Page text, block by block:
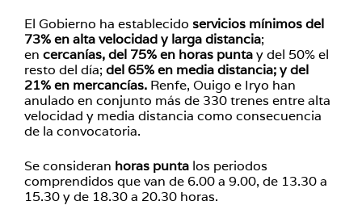
El Gobierno ha establecido servicios mínimos del
73% en alta velocidad y larga distancia;
en cercanías, del 75% en horas puntay del 50% el
resto del día; del 65% en media distancia; y del
21% en mercancías. Renfe, Ouigo e Iryo han
anulado en conjunto más de 330 trenes entre alta
velocidad y media distancia como consecuencia
de la convocatoria.
Se consideran horas punta los periodos
comprendidos que van de 6.00 a 9.00, de 13.30 a
15.30 y de 18.30 a 20.30 horas.